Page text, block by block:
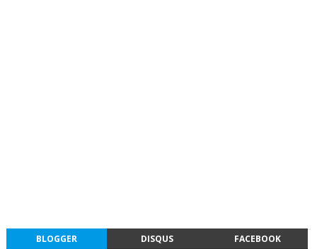
BLOGGER DISQUS FACEBOOK